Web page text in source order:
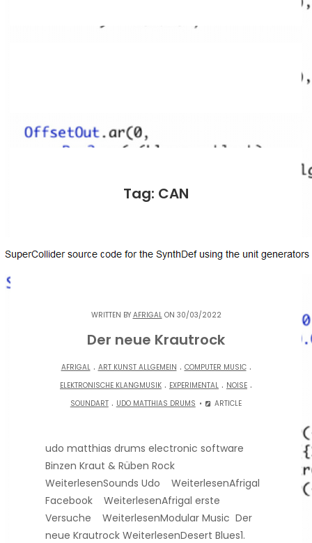
Tag: CAN
WRITTEN BY AFRIGALON 30/03/2022
Der neue Krautrock
AFRIGAL. ART KUNST ALLGEMEIN . COMPUTER MUSIC.
ELEKTRONISCHE KLANGMUSIK . EXPERIMENTAL . NOISE .
SOUNDART. UDO MATTHIAS DRUMS ARTICLE
udo matthias drums electronic software
Binzen Kraut & Rüben Rock
WeiterlesenSounds Udo WeiterlesenAfrigal
Facebook WeiterlesenAfrigal erste
Versuche WeiterlesenModular Music Der
neue Krautrock WeiterlesenDesert Blues1.